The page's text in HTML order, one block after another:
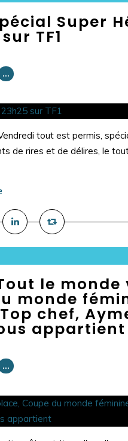
Super
TF1
…
tout est permis,
de rires et de délires, le
le monde
monde
chef,
appartient
…